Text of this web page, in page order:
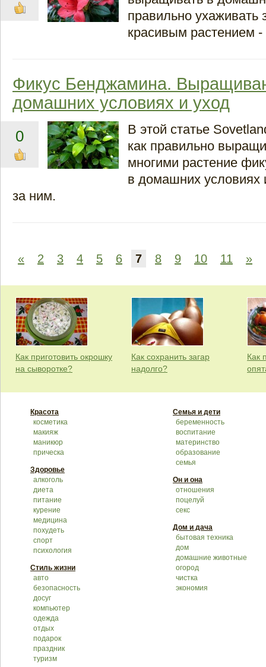
правильно ухаживать
красивым растением -
Фикус Бенджамина.
домашних условиях и уход
0
В этой статье
как правильно
многими растение
в домашних условиях
за ним.
« 2 3 4 5 6 7 8 9 10 11 »
Как приготовить окрошку
на сыворотке?
Как сохранить загар
надолго?
Как
Красота
косметика
макияж
маникюр
прическа
Здоровье
алкоголь
диета
питание
курение
медицина
похудеть
спорт
психология
Стиль жизни
авто
безопасность
досуг
компьютер
одежда
отдых
подарок
праздник
туризм
Семья и дети
беременность
воспитание
материнство
образование
семья
Он и она
отношения
поцелуй
секс
Дом и дача
бытовая техника
дом
домашние животные
огород
чистка
экономия